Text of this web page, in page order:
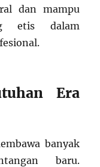
dan mampu
etis dalam
Era
banyak
baru.